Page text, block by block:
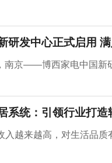
研发中心正式启用
南京——博西家电中国新
系统：引领行业打造
入越来越高，对生活品